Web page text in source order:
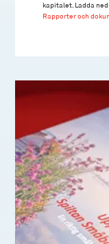
kapitalet. Ladda
Rapporter och